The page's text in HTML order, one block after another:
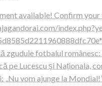
available! Confirm
zguduie fotbalul
pe Lucescu și Naționala,
„Nu vom ajunge la